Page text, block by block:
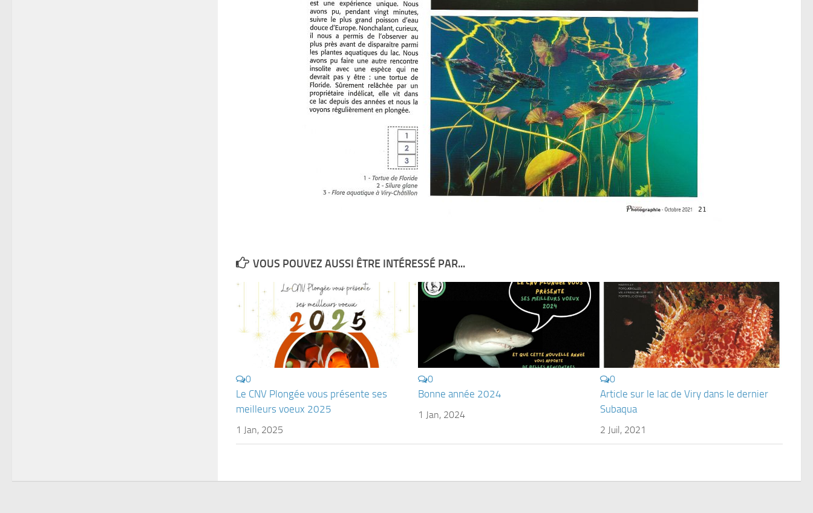
VOUS POUVEZ AUSSI ÊTRE INTÉRESSÉ PAR...
0
Le CNV Plongée vous présente ses
meilleurs voeux 2025
1 Jan, 2025
0
Bonne année 2024
1 Jan, 2024
0
Article sur le lac de Viry dans le dernier
Subaqua
2 Juil, 2021